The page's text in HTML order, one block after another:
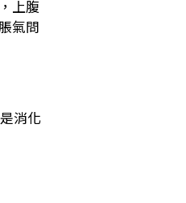
上腹
氣問
消化